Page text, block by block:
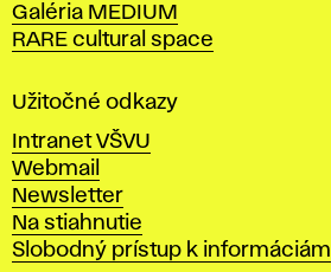
k
o
a
ý
t
v
a
r
Galéria MEDIUM
RARE cultural space
Užitočné odkazy
Intranet VŠVU
Webmail
Newsletter
Na stiahnutie
Slobodný prístup k informáciám